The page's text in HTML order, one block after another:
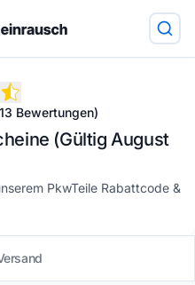
Bewertungen)
(Gültig August
PkwTeile Rabattcode &